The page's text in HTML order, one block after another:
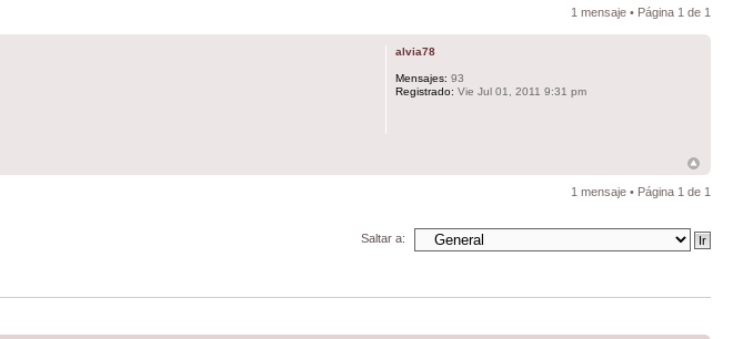
1 mensaje • Página 1 de 1
alvia78
Mensajes: 93
Registrado: Vie Jul 01, 2011 9:31 pm
1 mensaje • Página 1 de 1
Saltar a: